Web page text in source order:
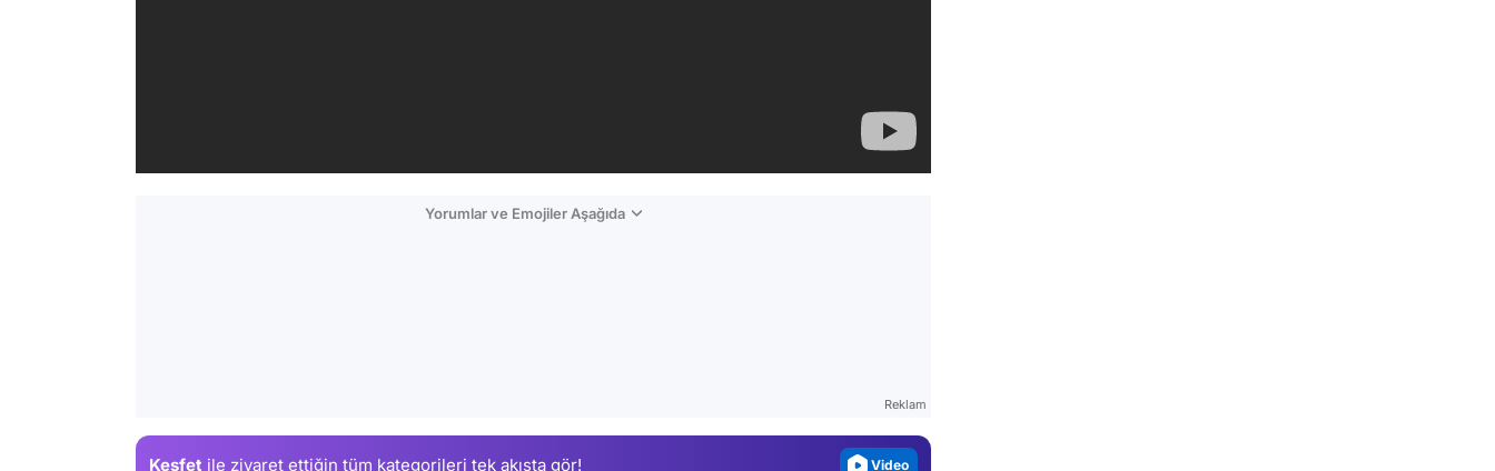
Yorumlar ve Emojiler Aşağıda
Reklam
Keşfet ile ziyaret ettiğin tüm kategorileri tek akışta gör! Video